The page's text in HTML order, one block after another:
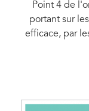
Point 4 de
portant sur
efficace, par